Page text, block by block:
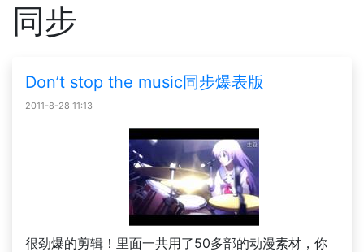
同步
Don’t stop the music同步爆表版
2011-8-28 11:13
很劲爆的剪辑！里面一共用了50多部的动漫素材，你